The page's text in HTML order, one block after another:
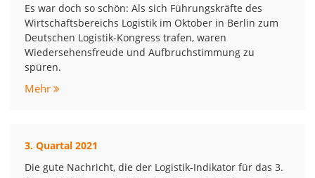
Es war doch so schön: Als sich Führungskräfte des
Wirtschaftsbereichs Logistik im Oktober in Berlin zum
Deutschen Logistik-Kongress trafen, waren
Wiedersehensfreude und Aufbruchstimmung zu
spüren.
Mehr
3. Quartal 2021
Die gute Nachricht, die der Logistik-Indikator für das 3.